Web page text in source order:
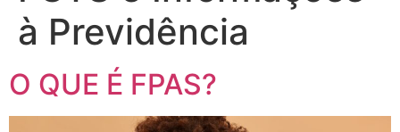
à Previdência
O QUE É FPAS?